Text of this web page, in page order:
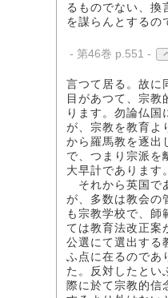
るものでない、換
を謀らんとするの
- 第46巻 p.551 -
言つて居る。故に
目があつて、宗
ります。勿論仏
が、宗教を教育よ
から羅馬教を逐出
で、つまり宗派を
大早計であります。
それから英国で
が、多数は教会の
も宗教学校で、師
ては教育法改正案
公選にて選出する
ふ点に在るのであ
た。反対したとい
際に於て宗教的信